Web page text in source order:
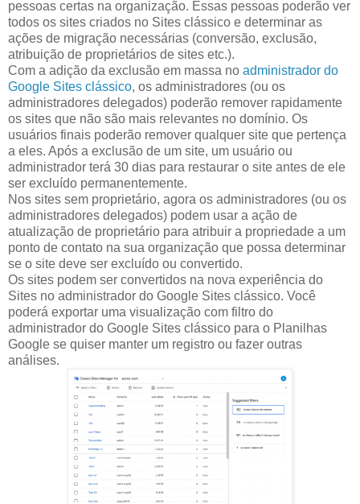
pessoas certas na organização. Essas pessoas poderão ver
todos os sites criados no Sites clássico e determinar as
ações de migração necessárias (conversão, exclusão,
atribuição de proprietários de sites etc.).
Com a adição da exclusão em massa no administrador do
Google Sites clássico, os administradores (ou os
administradores delegados) poderão remover rapidamente
os sites que não são mais relevantes no domínio. Os
usuários finais poderão remover qualquer site que pertença
a eles. Após a exclusão de um site, um usuário ou
administrador terá 30 dias para restaurar o site antes de ele
ser excluído permanentemente.
Nos sites sem proprietário, agora os administradores (ou os
administradores delegados) podem usar a ação de
atualização de proprietário para atribuir a propriedade a um
ponto de contato na sua organização que possa determinar
se o site deve ser excluído ou convertido.
Os sites podem ser convertidos na nova experiência do
Sites no administrador do Google Sites clássico. Você
poderá exportar uma visualização com filtro do
administrador do Google Sites clássico para o Planilhas
Google se quiser manter um registro ou fazer outras
análises.